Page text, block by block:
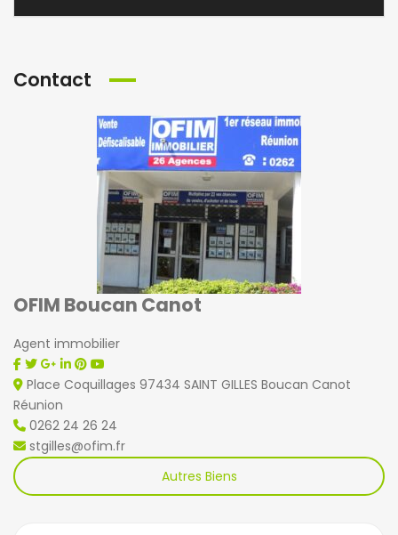
Contact
OFIM Boucan Canot
Agent immobilier
Place Coquillages 97434 SAINT GILLES Boucan Canot
Réunion
0262 24 26 24
stgilles@ofim.fr
Autres Biens